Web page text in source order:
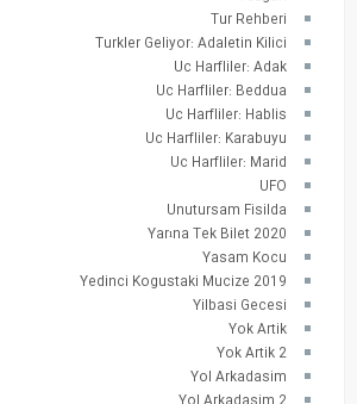
Tur Rehberi
Turkler Geliyor: Adaletin Kilici
Uc Harfliler: Adak
Uc Harfliler: Beddua
Uc Harfliler: Hablis
Uc Harfliler: Karabuyu
Uc Harfliler: Marid
UFO
Unutursam Fisilda
Yarına Tek Bilet 2020
Yasam Kocu
Yedinci Kogustaki Mucize 2019
Yilbasi Gecesi
Yok Artik
Yok Artik 2
Yol Arkadasim